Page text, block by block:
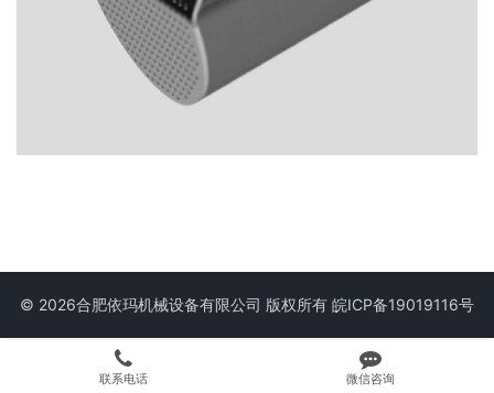
© 2026合肥依玛机械设备有限公司 版权所有 皖ICP备19019116号
联系电话 微信咨询